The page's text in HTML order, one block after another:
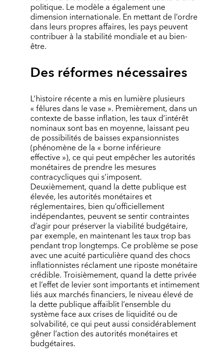
politique. Le modèle a également une
dimension internationale. En mettant de l’ordre
dans leurs propres affaires, les pays peuvent
contribuer à la stabilité mondiale et au bien-
être.
Des réformes nécessaires
L’histoire récente a mis en lumière plusieurs
« fêlures dans le vase ». Premièrement, dans un
contexte de basse inflation, les taux d’intérêt
nominaux sont bas en moyenne, laissant peu
de possibilités de baisses expansionnistes
(phénomène de la « borne inférieure
effective »), ce qui peut empêcher les autorités
monétaires de prendre les mesures
contracycliques qui s’imposent.
Deuxièmement, quand la dette publique est
élevée, les autorités monétaires et
réglementaires, bien qu’officiellement
indépendantes, peuvent se sentir contraintes
d’agir pour préserver la viabilité budgétaire,
par exemple, en maintenant les taux trop bas
pendant trop longtemps. Ce problème se pose
avec une acuité particulière quand des chocs
inflationnistes réclament une riposte monétaire
crédible. Troisièmement, quand la dette privée
et l’effet de levier sont importants et intimement
liés aux marchés financiers, le niveau élevé de
la dette publique affaiblit l’ensemble du
système face aux crises de liquidité ou de
solvabilité, ce qui peut aussi considérablement
gêner l’action des autorités monétaires et
budgétaires.